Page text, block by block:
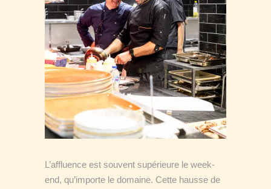
L’affluence est souvent supérieure le week-
end, qu’importe le domaine. Cette hausse de